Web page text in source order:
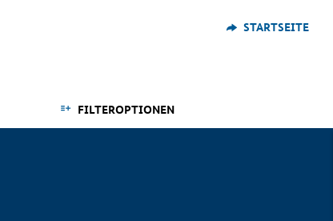
STARTSEITE
FILTEROPTIONEN